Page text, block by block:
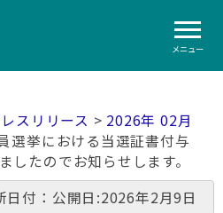
メニュー
スリリース > 2026年 02月
選挙における当選証書付与
したのでお知らせします。
日付：公開日:2026年2月9日